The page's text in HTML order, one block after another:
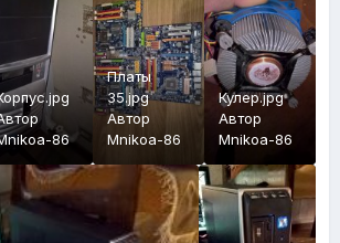
86
Платы
35.jpg
Автор
Mnikoa-86
Кулер.jpg
Автор
Mnikoa-86